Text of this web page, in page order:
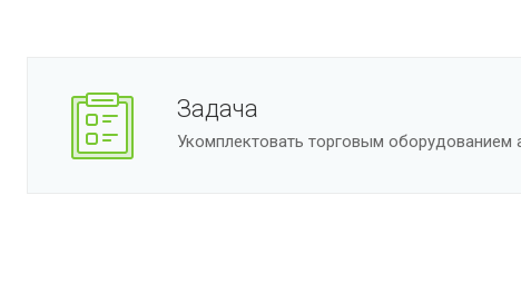
Задача
Укомплектовать торговым оборудованием